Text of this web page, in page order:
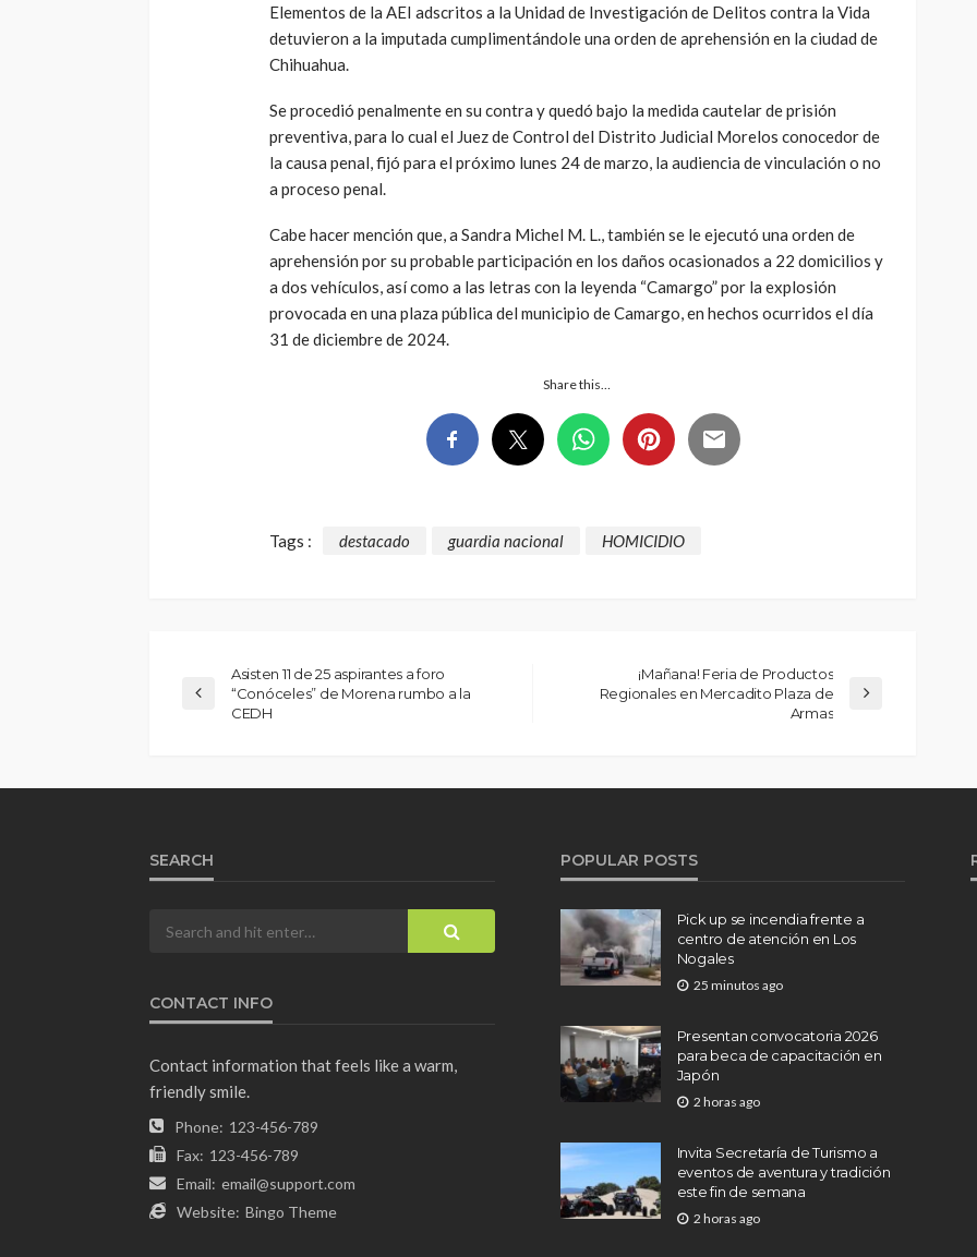
Elementos de la AEI adscritos a la Unidad de Investigación de Delitos contra la Vida
detuvieron a la imputada cumplimentándole una orden de aprehensión en la ciudad de
Chihuahua.
Se procedió penalmente en su contra y quedó bajo la medida cautelar de prisión
preventiva, para lo cual el Juez de Control del Distrito Judicial Morelos conocedor de
la causa penal, fijó para el próximo lunes 24 de marzo, la audiencia de vinculación o no
a proceso penal.
Cabe hacer mención que, a Sandra Michel M. L., también se le ejecutó una orden de
aprehensión por su probable participación en los daños ocasionados a 22 domicilios y
a dos vehículos, así como a las letras con la leyenda “Camargo” por la explosión
provocada en una plaza pública del municipio de Camargo, en hechos ocurridos el día
31 de diciembre de 2024.
Share this…
Tags : destacado guardia nacional HOMICIDIO
Asisten 11 de 25 aspirantes a foro
“Conóceles” de Morena rumbo a la
CEDH
¡Mañana! Feria de Productos
Regionales en Mercadito Plaza de
Armas
SEARCH
CONTACT INFO
Contact information that feels like a warm,
friendly smile.
Phone: 123-456-789
Fax: 123-456-789
Email: email@support.com
Website: Bingo Theme
POPULAR POSTS
Pick up se incendia frente a
centro de atención en Los
Nogales
25 minutos ago
Presentan convocatoria 2026
para beca de capacitación en
Japón
2 horas ago
Invita Secretaría de Turismo a
eventos de aventura y tradición
este fin de semana
2 horas ago